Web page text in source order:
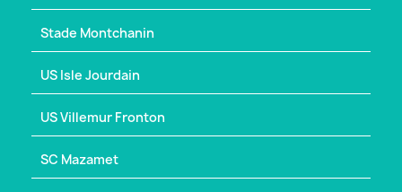
Stade Montchanin
US Isle Jourdain
US Villemur Fronton
SC Mazamet